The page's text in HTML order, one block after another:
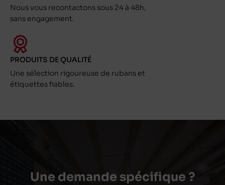
Nous vous recontactons sous 24 à 48h,
sans engagement.
PRODUITS DE QUALITÉ
Une sélection rigoureuse de rubans et
étiquettes fiables.
Une demande spécifique ?